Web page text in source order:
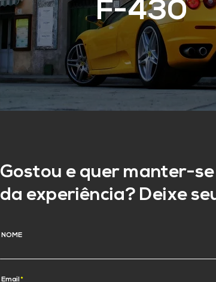
F-430
Gostou e quer manter-
da experiência? Deixe
NOME
Email